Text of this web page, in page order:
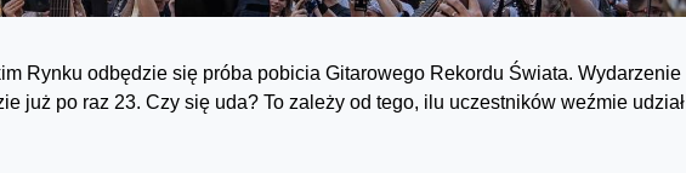
Rynku odbędzie się próba pobicia Gitarowego Rekordu Świata. Wydarzenie
już po raz 23. Czy się uda? To zależy od tego, ilu uczestników weźmie udział